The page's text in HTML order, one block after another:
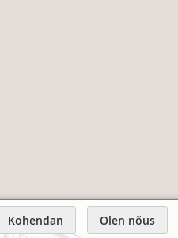
Kohendan Olen nõus